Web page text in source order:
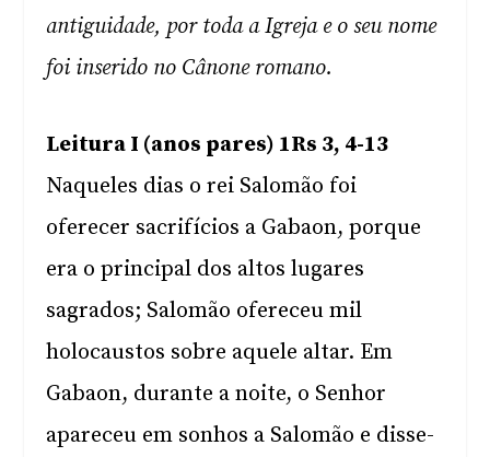
antiguidade, por toda a Igreja e o seu nome
foi inserido no Cânone romano.
Leitura I (anos pares) 1Rs 3, 4-13
Naqueles dias o rei Salomão foi
oferecer sacrifícios a Gabaon, porque
era o principal dos altos lugares
sagrados; Salomão ofereceu mil
holocaustos sobre aquele altar. Em
Gabaon, durante a noite, o Senhor
apareceu em sonhos a Salomão e disse-